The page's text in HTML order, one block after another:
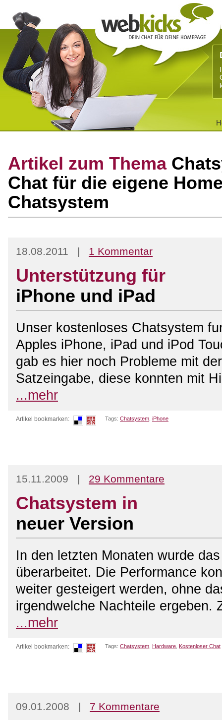
Artikel zum Thema
Chat für die eigene
Chatsystem
18.08.2011 | 1 Kommentar
Unterstützung für
iPhone und iPad
Unser kostenloses Chatsystem
Apples iPhone, iPad und iPod
gab es hier noch Probleme mit
Satzeingabe, diese konnten mit
...mehr
Artikel bookmarken: Tags: Chatsystem iPhone
15.11.2009 | 29 Kommentare
Chatsystem in
neuer Version
In den letzten Monaten wurde
überarbeitet. Die Performance
weiter gesteigert werden, ohne
irgendwelche Nachteile ergeben.
...mehr
Artikel bookmarken: Tags: Chatsystem Hardware Kostenloser Chat
09.01.2008 | 7 Kommentare